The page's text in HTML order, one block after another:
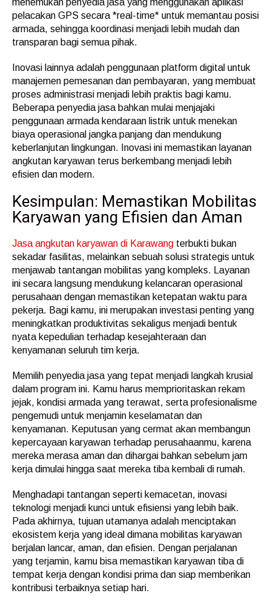
menemukan penyedia jasa yang menggunakan aplikasi
pelacakan GPS secara *real-time* untuk memantau posisi
armada, sehingga koordinasi menjadi lebih mudah dan
transparan bagi semua pihak.
Inovasi lainnya adalah penggunaan platform digital untuk
manajemen pemesanan dan pembayaran, yang membuat
proses administrasi menjadi lebih praktis bagi kamu.
Beberapa penyedia jasa bahkan mulai menjajaki
penggunaan armada kendaraan listrik untuk menekan
biaya operasional jangka panjang dan mendukung
keberlanjutan lingkungan. Inovasi ini memastikan layanan
angkutan karyawan terus berkembang menjadi lebih
efisien dan modern.
Kesimpulan: Memastikan Mobilitas
Karyawan yang Efisien dan Aman
Jasa angkutan karyawan di Karawang terbukti bukan
sekadar fasilitas, melainkan sebuah solusi strategis untuk
menjawab tantangan mobilitas yang kompleks. Layanan
ini secara langsung mendukung kelancaran operasional
perusahaan dengan memastikan ketepatan waktu para
pekerja. Bagi kamu, ini merupakan investasi penting yang
meningkatkan produktivitas sekaligus menjadi bentuk
nyata kepedulian terhadap kesejahteraan dan
kenyamanan seluruh tim kerja.
Memilih penyedia jasa yang tepat menjadi langkah krusial
dalam program ini. Kamu harus memprioritaskan rekam
jejak, kondisi armada yang terawat, serta profesionalisme
pengemudi untuk menjamin keselamatan dan
kenyamanan. Keputusan yang cermat akan membangun
kepercayaan karyawan terhadap perusahaanmu, karena
mereka merasa aman dan dihargai bahkan sebelum jam
kerja dimulai hingga saat mereka tiba kembali di rumah.
Menghadapi tantangan seperti kemacetan, inovasi
teknologi menjadi kunci untuk efisiensi yang lebih baik.
Pada akhirnya, tujuan utamanya adalah menciptakan
ekosistem kerja yang ideal dimana mobilitas karyawan
berjalan lancar, aman, dan efisien. Dengan perjalanan
yang terjamin, kamu bisa memastikan karyawan tiba di
tempat kerja dengan kondisi prima dan siap memberikan
kontribusi terbaiknya setiap hari.